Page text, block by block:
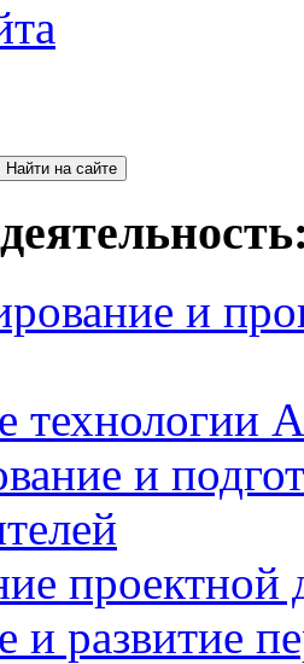
и
технологии
и
проектной
и развитие